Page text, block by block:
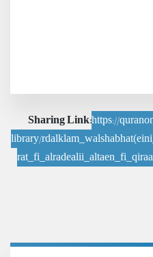
Sharing Link:https://
library/